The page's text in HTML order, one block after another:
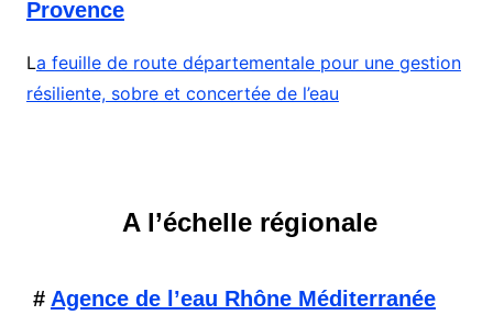
Provence
La feuille de route départementale pour une gestion
résiliente, sobre et concertée de l’eau
A l’échelle régionale
# Agence de l’eau Rhône Méditerranée